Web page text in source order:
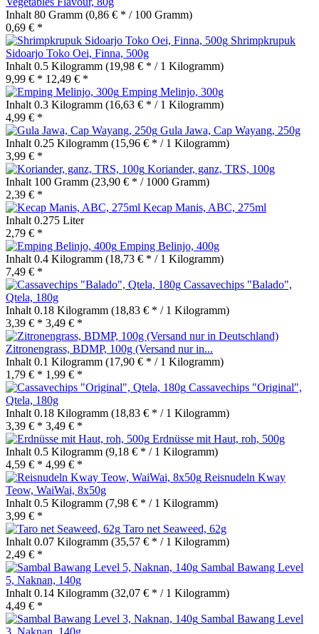
Inhalt 80 Gramm (0,86 € * / 100 Gramm)
0,69 € *
Shrimpkrupuk
Sidoarjo Toko Oei, Finna, 500g
Inhalt 0.5 Kilogramm (19,98 € * / 1 Kilogramm)
9,99 € * 12,49 € *
Emping Melinjo, 300g
Inhalt 0.3 Kilogramm (16,63 € * / 1 Kilogramm)
4,99 € *
Gula Jawa, Cap Wayang, 250g
Inhalt 0.25 Kilogramm (15,96 € * / 1 Kilogramm)
3,99 € *
Koriander, ganz, TRS, 100g
Inhalt 100 Gramm (23,90 € * / 1000 Gramm)
2,39 € *
Kecap Manis, ABC, 275ml
Inhalt 0.275 Liter
2,79 € *
Emping Belinjo, 400g
Inhalt 0.4 Kilogramm (18,73 € * / 1 Kilogramm)
7,49 € *
Cassavechips "Balado",
Qtela, 180g
Inhalt 0.18 Kilogramm (18,83 € * / 1 Kilogramm)
3,39 € * 3,49 € *
Zitronengrass, BDMP, 100g (Versand nur in...
Inhalt 0.1 Kilogramm (17,90 € * / 1 Kilogramm)
1,79 € * 1,99 € *
Cassavechips "Original",
Qtela, 180g
Inhalt 0.18 Kilogramm (18,83 € * / 1 Kilogramm)
3,39 € * 3,49 € *
Erdnüsse mit Haut, roh, 500g
Inhalt 0.5 Kilogramm (9,18 € * / 1 Kilogramm)
4,59 € * 4,99 € *
Reisnudeln Kway
Teow, WaiWai, 8x50g
Inhalt 0.5 Kilogramm (7,98 € * / 1 Kilogramm)
3,99 € *
Taro net Seaweed, 62g
Inhalt 0.07 Kilogramm (35,57 € * / 1 Kilogramm)
2,49 € *
Sambal Bawang Level
5, Naknan, 140g
Inhalt 0.14 Kilogramm (32,07 € * / 1 Kilogramm)
4,49 € *
Sambal Bawang Level
3, Naknan, 140g